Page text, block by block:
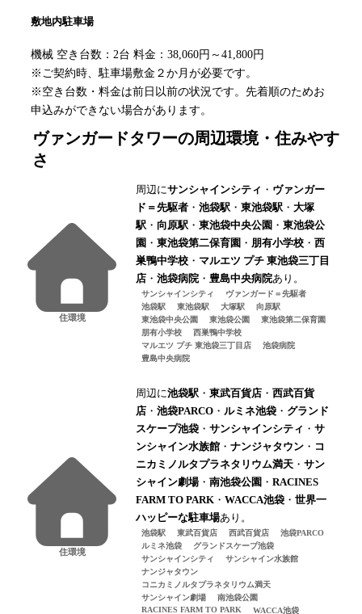
敷地内駐車場
機械 空き台数：2台 料金：38,060円～41,800円
※ご契約時、駐車場敷金２か月が必要です。
※空き台数・料金は前日以前の状況です。先着順のためお
申込みができない場合があります。
ヴァンガードタワーの周辺環境・住みやす
さ
住環境
周辺にサンシャインシティ ・ ヴァンガー
ド＝先駆者 ・ 池袋駅 ・ 東池袋駅 ・ 大塚
駅 ・ 向原駅 ・ 東池袋中央公園 ・ 東池袋公
園 ・ 東池袋第二保育園 ・ 朋有小学校 ・ 西
巣鴨中学校 ・ マルエツ プチ 東池袋三丁目
店 ・ 池袋病院 ・ 豊島中央病院あり。
サンシャインシティ
ヴァンガード＝先駆者
池袋駅
東池袋駅 大塚駅
向原駅
東池袋中央公園
東池袋公園
東池袋第二保育園
朋有小学校
西巣鴨中学校
マルエツ プチ 東池袋三丁目店
池袋病院
豊島中央病院
住環境
周辺に池袋駅 ・ 東武百貨店 ・ 西武百貨
店 ・ 池袋PARCO ・ ルミネ池袋 ・ グランド
スケープ池袋 ・ サンシャインシティ ・ サ
ンシャイン水族館 ・ ナンジャタウン ・ コ
ニカミノルタプラネタリウム満天 ・ サン
シャイン劇場・ 南池袋公園 ・ RACINES
FARM TO PARK ・ WACCA池袋 ・ 世界一
ハッピーな駐車場あり。
池袋駅 東武百貨店 西武百貨店
池袋PARCO
ルミネ池袋
グランドスケープ池袋
サンシャインシティ
サンシャイン水族館
ナンジャタウン
コニカミノルタプラネタリウム満天
サンシャイン劇場
南池袋公園
RACINES FARM TO PARK
WACCA池袋